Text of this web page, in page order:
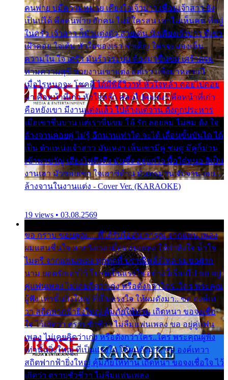
คนพ่าย บ่มีความหมาย เคียงใจเจ้าบ่าว เพื่อนเจ้าสาว ยัง
เป็นบ่ได้ คือคนพ่าย ฮักคน ไม่มีใครสน เขาไม่เห็นคน ที่อยู่
ในครัว เจ้าสาว ก็มัวแต่งตัว สวยเด่น นั่งเคียงเจ้าบ่าว ที่เขา
เฝ้าคอย ใจเต้น หัวใจของเรา ลำเค็ญ ใครจะมองเห็น
ความใน ใจ เศร้า มันร้าวระบม ต้องมาขื่นขม เศร้าตรม
ท่ามความสุขี ช่วยงานเขาแต่ง แต่เรา แล้งมาหลายปี
เมื่อไรหนอจะ โชคดี ได้มีพิธีวิวาห์ หัวใจหล้า คอยไปคอย
มา คือหน้าที่เก่า หัวใจหล้า คอยไปคอยมา คือหน้าที่เก่า
คือหยังเขา มีงานแต่งแล้ว ไปล้างแต่จาน ดั่งถูกประหาร
เมื่อเขาชื่นบาน แต่เราขื่นขม โอ้ รัก ลอยลม ไม่สม ดัง ใจ
ล้างจานคอยคู่ ไม่รู้ อีกนานเท่าใด จะได้ เลื่อนขั้นบันได ได้
เป็น ตำแหน่งเจ้าสาว มันเหงา เห็นเขามีคู่ ซมดู มีคู่ก็ม่วน
เข้าพาขวัญ เสียงโห่ตึงตึง มันซึ้ง อยู่แก่ใจ มื้อใด๋หนอ สิเป็น
งานเฮา มัวซอยเขา ใจเฮาซิด้าน มันทรมาน จับจาน เอย…
ล้างจานในงานแต่ง - Cover Ver. (KARAOKE)
19 views • 03.08.2569
ขอ กราบ ขอบคุณ.... ที่ได้รับไออุ่น การุณ จากแฟน เพลง
ผมแสนชื่นใจ หายวังเวง เมื่อแฟนเพลง ให้กำลังใจ น้ำใจ
ไมตรี จากแฟนเพลง ทุกทุกที่ ปราณีหลั่งไหล ผมขอฝาก
นาม ยอดรักเอาไว้ โปรดเป็นแรงใจ อย่างนี้เรื่อยไป ขอ อยู่
คู่แฟนเพลง ไม่เคยคิดว่าเก่ง หรือดังกว่าใคร..ใคร พระคุณ
ผู้ฟัง เท่านั้นยิ่งใหญ่ ที่เป็นแรงใจ ให้ผมดังมา.. ขอ องค์เท
วา สถิตฟากฟ้ายิ่งใหญ่ คุ้มภัยให้ท่าน เถิดหนา ขอจงเชื่อ
ใจ ไว้เถิดว่า ตราบชั่วชีวา ไม่ลืมแฟนเพลง ขอ อยู่คู่แฟน
เพลง ไม่เคยคิดว่าเก่ง หรือดังกว่าใคร..ใคร พระคุณผู้ฟัง
เท่านั้นยิ่งใหญ่ ที่เป็นแรงใจ ให้ผมดังมา.. ขอ องค์เทวา
สถิตฟากฟ้ายิ่งใหญ่ คุ้มภัยให้ท่าน เถิดหนา ขอจงเชื่อใจ ไว้
เถิดว่า ตราบชั่วชีวา ไม่ลืมแฟนเพลง